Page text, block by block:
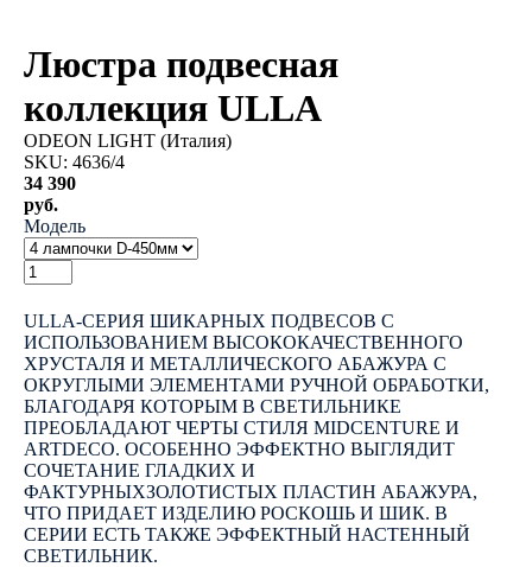
Люстра подвесная
коллекция ULLA
ODEON LIGHT (Италия)
SKU: 4636/4
34 390
руб.
Модель
ULLA-СЕРИЯ ШИКАРНЫХ ПОДВЕСОВ С
ИСПОЛЬЗОВАНИЕМ ВЫСОКОКАЧЕСТВЕННОГО
ХРУСТАЛЯ И МЕТАЛЛИЧЕСКОГО АБАЖУРА С
ОКРУГЛЫМИ ЭЛЕМЕНТАМИ РУЧНОЙ ОБРАБОТКИ,
БЛАГОДАРЯ КОТОРЫМ В СВЕТИЛЬНИКЕ
ПРЕОБЛАДАЮТ ЧЕРТЫ СТИЛЯ MIDCENTURE И
ARTDECO. ОСОБЕННО ЭФФЕКТНО ВЫГЛЯДИТ
СОЧЕТАНИЕ ГЛАДКИХ И
ФАКТУРНЫХЗОЛОТИСТЫХ ПЛАСТИН АБАЖУРА,
ЧТО ПРИДАЕТ ИЗДЕЛИЮ РОСКОШЬ И ШИК. В
СЕРИИ ЕСТЬ ТАКЖЕ ЭФФЕКТНЫЙ НАСТЕННЫЙ
СВЕТИЛЬНИК.